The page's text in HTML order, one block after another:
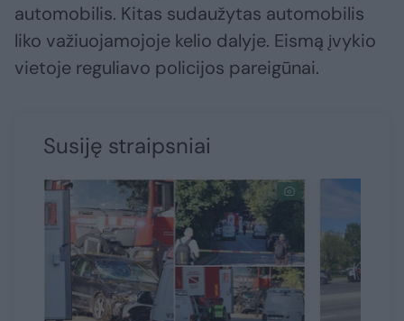
automobilis. Kitas sudaužytas automobilis
liko važiuojamojoje kelio dalyje. Eismą įvykio
vietoje reguliavo policijos pareigūnai.
Susiję straipsniai